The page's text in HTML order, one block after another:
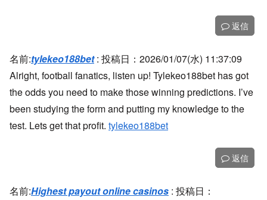
返信
名前:tylekeo188bet: 投稿日：2026/01/07(水) 11:37:09
Alright, football fanatics, listen up! Tylekeo188bet has got
the odds you need to make those winning predictions. I’ve
been studying the form and putting my knowledge to the
test. Lets get that profit. tylekeo188bet
返信
名前:Highest payout online casinos : 投稿日：